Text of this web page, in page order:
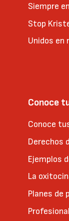
Siempre
Stop
Unidos en
Conoce
Conoce
Derechos
Ejemplos
La
Planes de